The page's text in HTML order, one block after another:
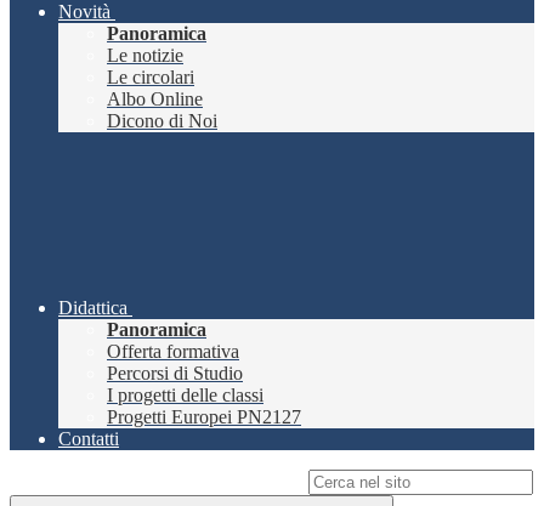
Novità
Panoramica
Le notizie
Le circolari
Albo Online
Dicono di Noi
Didattica
Panoramica
Offerta formativa
Percorsi di Studio
I progetti delle classi
Progetti Europei PN2127
Contatti